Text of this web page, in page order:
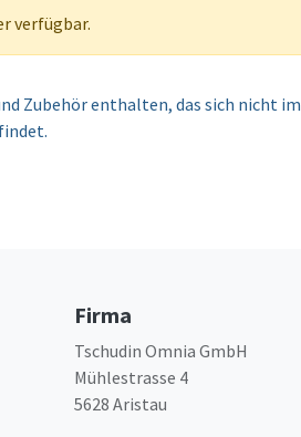
verfügbar.
Zubehör enthalten, das sich nicht im
Firma
Tschudin Omnia GmbH
Mühlestrasse 4
5628 Aristau